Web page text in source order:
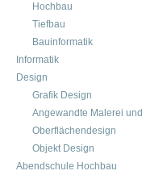
Hochbau
Tiefbau
Bauinformatik
Informatik
Design
Grafik Design
Angewandte Malerei und
Oberflächendesign
Objekt Design
Abendschule Hochbau